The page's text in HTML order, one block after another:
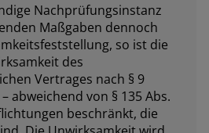
Nachprüfungsinstanz
Maßgaben dennoch
so ist die
des
Vertrages nach § 9
abweichend von § 135 Abs.
beschränkt, die